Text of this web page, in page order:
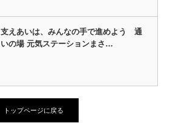
支えあいは、みんなの手で進めよう 通
いの場 元気ステーションまさ…
トップページに戻る